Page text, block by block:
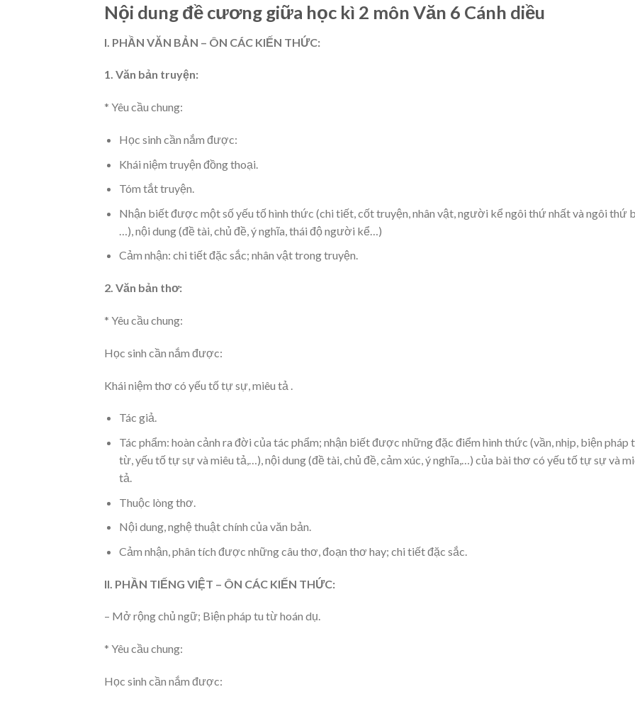
Nội dung đề cương giữa học kì 2 môn Văn 6 Cánh diều
I. PHẦN VĂN BẢN – ÔN CÁC KIẾN THỨC:
1. Văn bản truyện:
* Yêu cầu chung:
Học sinh cần nắm được:
Khái niệm truyện đồng thoại.
Tóm tắt truyện.
Nhận biết được một số yếu tố hình thức (chi tiết, cốt truyện, nhân vật, người kể ngôi thứ nhất và ngôi thứ
…), nội dung (đề tài, chủ đề, ý nghĩa, thái độ người kể…)
Cảm nhận: chi tiết đặc sắc; nhân vật trong truyện.
2. Văn bản thơ:
* Yêu cầu chung:
Học sinh cần nắm được:
Khái niệm thơ có yếu tố tự sự, miêu tả .
Tác giả.
Tác phẩm: hoàn cảnh ra đời của tác phẩm; nhận biết được những đặc điểm hình thức (vần, nhịp, biện pháp
từ, yếu tố tự sự và miêu tả,…), nội dung (đề tài, chủ đề, cảm xúc, ý nghĩa,…) của bài thơ có yếu tố tự sự và
tả.
Thuộc lòng thơ.
Nội dung, nghệ thuật chính của văn bản.
Cảm nhận, phân tích được những câu thơ, đoạn thơ hay; chi tiết đặc sắc.
II. PHẦN TIẾNG VIỆT – ÔN CÁC KIẾN THỨC:
– Mở rộng chủ ngữ; Biện pháp tu từ hoán dụ.
* Yêu cầu chung:
Học sinh cần nắm được: